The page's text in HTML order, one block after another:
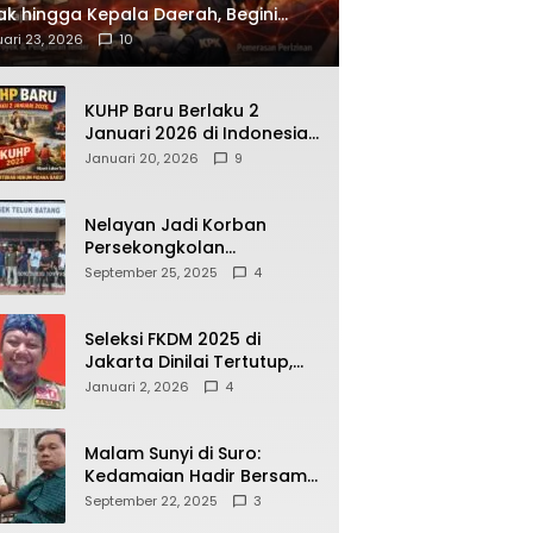
hingga Kepala Daerah, Begini
Korupsi yang Terbongkar
23, 2026 10
KUHP Baru Berlaku 2
Januari 2026 di Indonesia,
Apa Dampaknya bagi
Dipahami Publik
Januari 20, 2026 9
Nelayan Jadi Korban
Persekongkolan
Penyelewengan BBM
September 25, 2025 4
Seleksi FKDM 2025 di
Jakarta Dinilai Tertutup,
Transparansi
Januari 2, 2026 4
Malam Sunyi di Suro:
Kedamaian Hadir Bersama
Secangkir Kopi Hangat
September 22, 2025 3